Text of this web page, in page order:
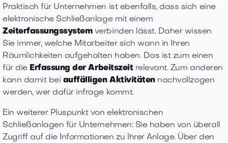
Praktisch für Unternehmen ist ebenfalls, dass sich eine
elektronische Schließanlage mit einem
Zeiterfassungssystemverbinden lässt. Daher wissen
Sie immer, welche Mitarbeiter sich wann in Ihren
Räumlichkeiten aufgehalten haben. Das ist zum einen
für die Erfassung der Arbeitszeitrelevant. Zum anderen
kann damit bei auffälligen Aktivitätennachvollzogen
werden, wer dafür infrage kommt.
Ein weiterer Pluspunkt von elektronischen
Schließanlagen für Unternehmen: Sie haben von überall
Zugriff auf die Informationen zu Ihrer Anlage. Über den